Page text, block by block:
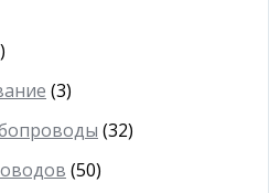
(3)
(32)
(50)